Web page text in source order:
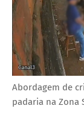
Abordagem de
padaria na Zona